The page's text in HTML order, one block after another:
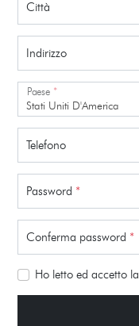
Città
Indirizzo
Stati Uniti D'America
Paese *
Telefono
Password *
Conferma password *
Ho letto ed accetto la